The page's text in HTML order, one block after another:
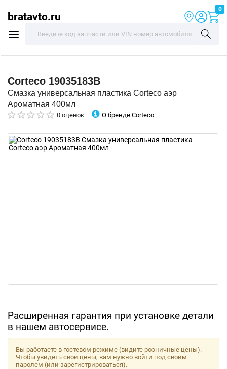
bratavto.ru
0
Corteco 19035183B
Смазка универсальная пластика Corteco аэр
Ароматная 400мл
0 оценок О бренде Corteco
Расширенная гарантия при установке детали
в нашем автосервисе.
Вы работаете в гостевом режиме (видите розничные цены).
Чтобы увидеть свои цены, вам нужно войти под своим
паролем (или зарегистрироваться).